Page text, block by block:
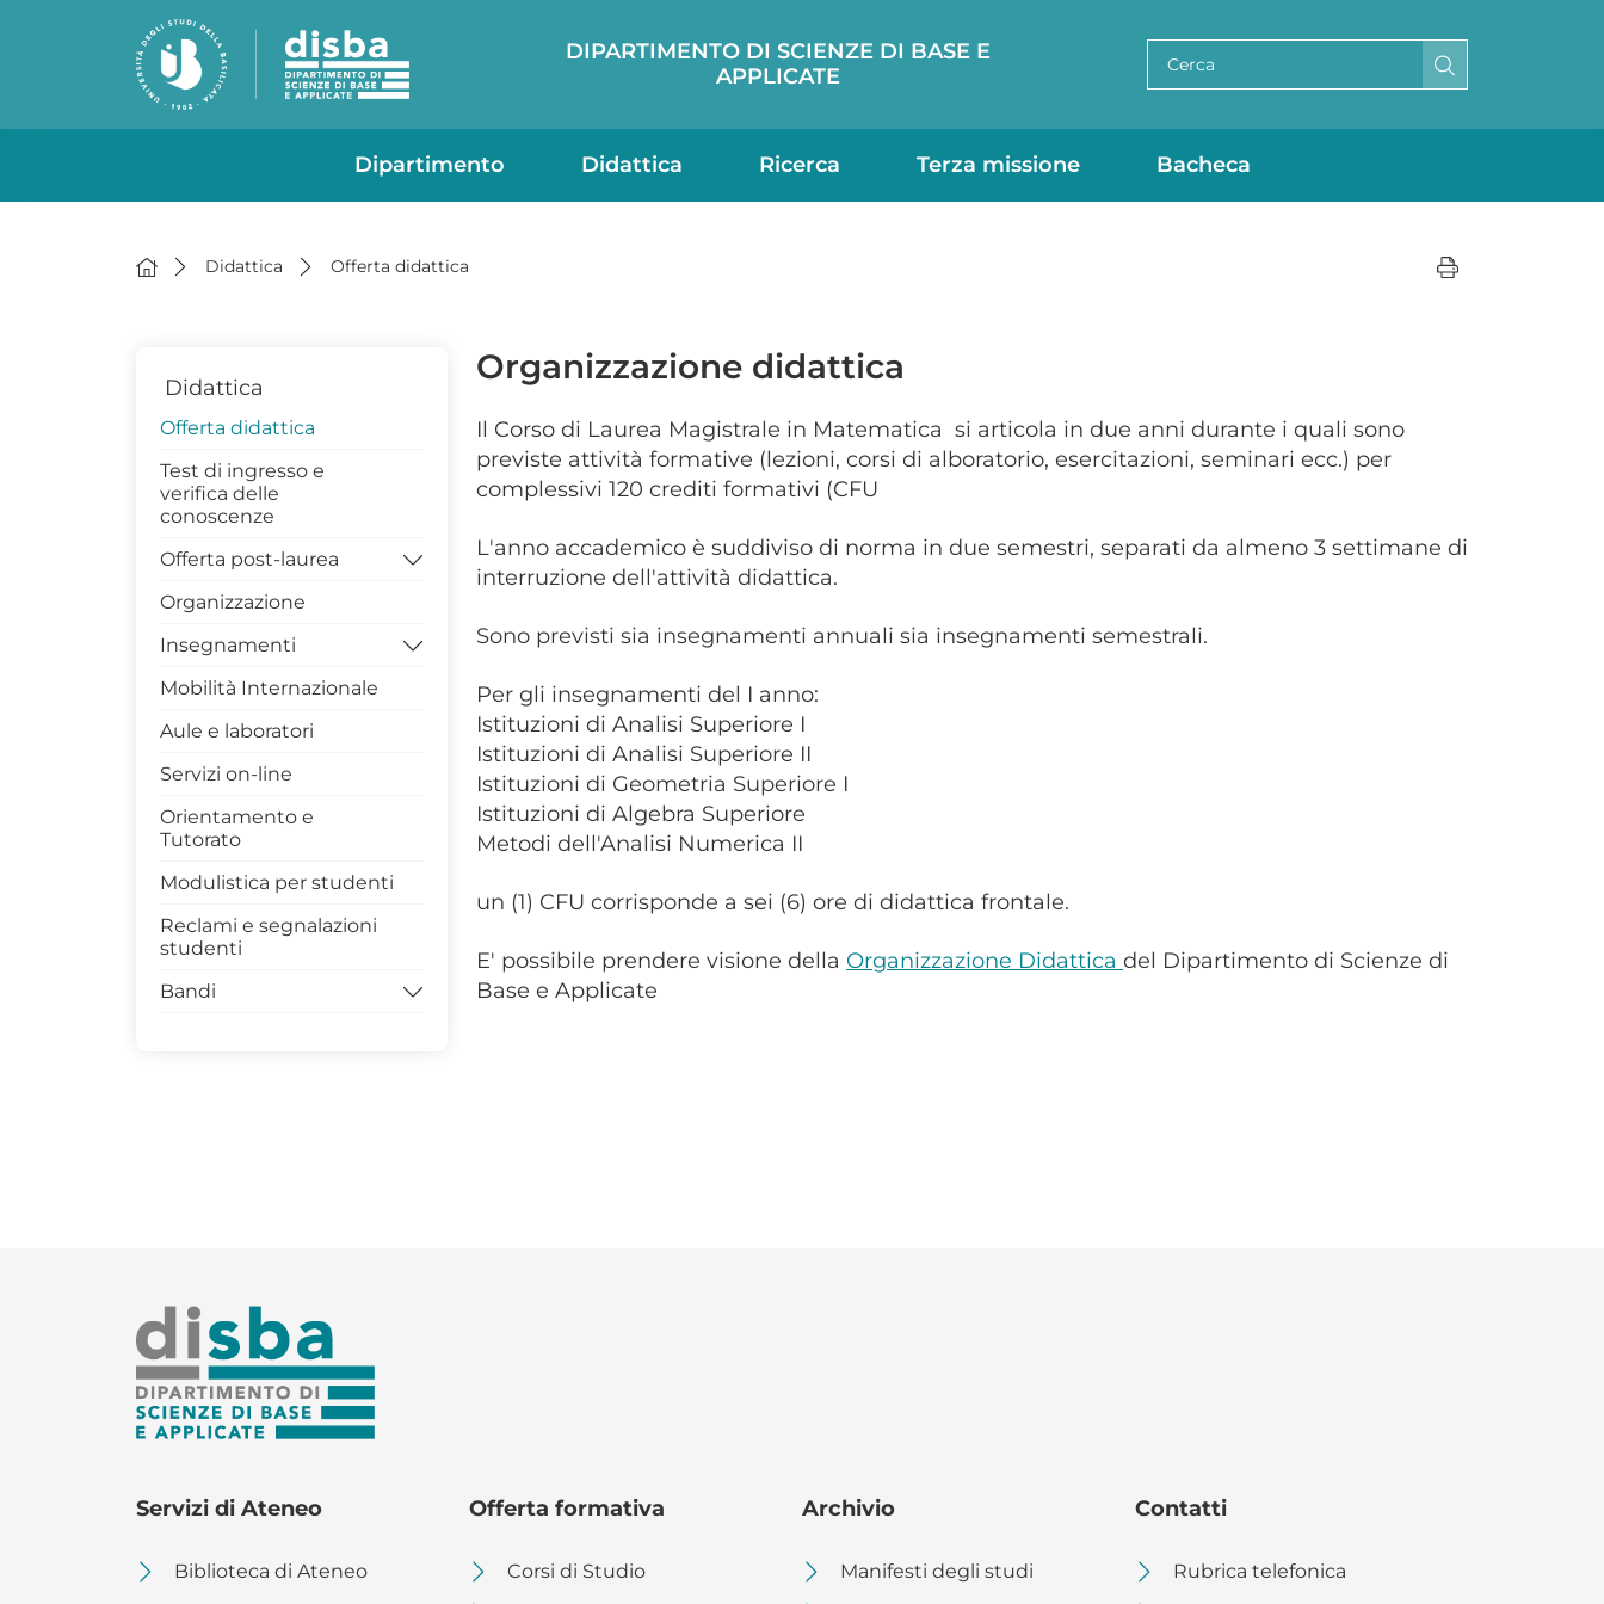
DIPARTIMENTO DI SCIENZE DI BASE E
APPLICATE
Dipartimento Didattica Ricerca Terza missione Bacheca
Didattica Offerta didattica
Organizzazione didattica
Il Corso di Laurea Magistrale in Matematica si articola in due anni durante i quali sono
previste attività formative (lezioni, corsi di alboratorio, esercitazioni, seminari ecc.) per
complessivi 120 crediti formativi (CFU
L'anno accademico è suddiviso di norma in due semestri, separati da almeno 3 settimane di
interruzione dell'attività didattica.
Sono previsti sia insegnamenti annuali sia insegnamenti semestrali.
Per gli insegnamenti del I anno:
Istituzioni di Analisi Superiore I
Istituzioni di Analisi Superiore II
Istituzioni di Geometria Superiore I
Istituzioni di Algebra Superiore
Metodi dell'Analisi Numerica II
un (1) CFU corrisponde a sei (6) ore di didattica frontale.
E' possibile prendere visione della Organizzazione Didattica del Dipartimento di Scienze di
Base e Applicate
Didattica
Offerta didattica
Test di ingresso e
verifica delle
conoscenze
Offerta post-laurea
Dottorati di Ricerca
Contatti Coordinatrice
Dottorato
Gruppo di Assicurazione
della Qualità
PhDiaries
Infrastrutture di Ricerca
Internazionalizzazione
Terza Missione
Organizzazione
Insegnamenti
Competenze trasversali
in Unibas
Archivio Insegnamenti
Archivio Insegnamenti
corso di laurea in
Matematica (L 35)
Archivio Insegnamenti
corso di laurea Magistrale
in Matematica (LM 40)
Mobilità Internazionale
Aule e laboratori
Servizi on-line
Orientamento e
Tutorato
Modulistica per studenti
Reclami e segnalazioni
studenti
Bandi
Servizi di Ateneo
Biblioteca di Ateneo
Offerta formativa
Corsi di Studio
Archivio
Manifesti degli studi
Contatti
Rubrica telefonica